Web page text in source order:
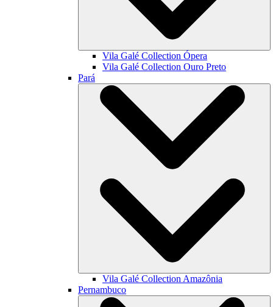
Vila Galé Collection Ópera
Vila Galé Collection Ouro Preto
Pará
Vila Galé Collection Amazônia
Pernambuco